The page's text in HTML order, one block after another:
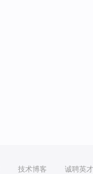
技术博客 诚聘英才